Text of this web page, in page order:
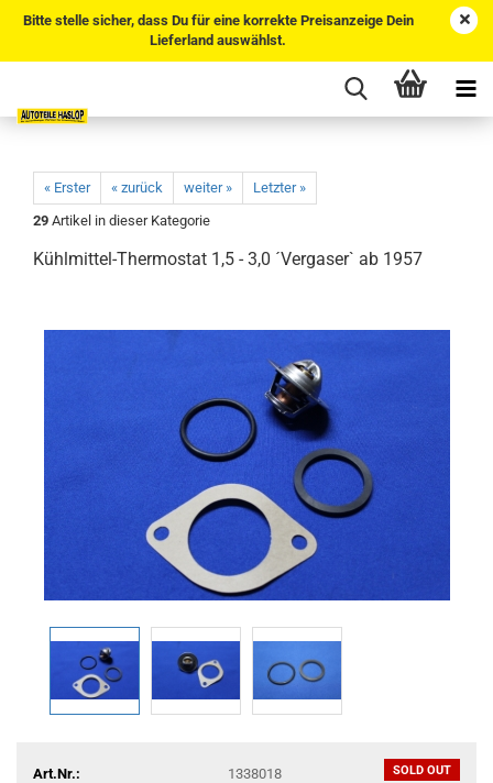
Bitte stelle sicher, dass Du für eine korrekte Preisanzeige Dein
Lieferland auswählst.
« Erster « zurück weiter »
Letzter »
29 Artikel in dieser Kategorie
Kühlmittel-Thermostat 1,5 - 3,0 ´Vergaser` ab 1957
SOLD OUT
Art.Nr.:
1338018